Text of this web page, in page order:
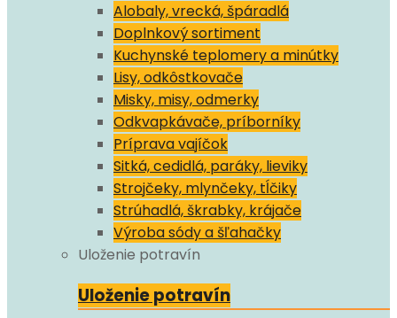
Alobaly, vrecká, špáradlá
Doplnkový sortiment
Kuchynské teplomery a minútky
Lisy, odkôstkovače
Misky, misy, odmerky
Odkvapkávače, príborníky
Príprava vajíčok
Sitká, cedidlá, paráky, lieviky
Strojčeky, mlynčeky, tĺčiky
Strúhadlá, škrabky, krájače
Výroba sódy a šľahačky
Uloženie potravín
Uloženie potravín